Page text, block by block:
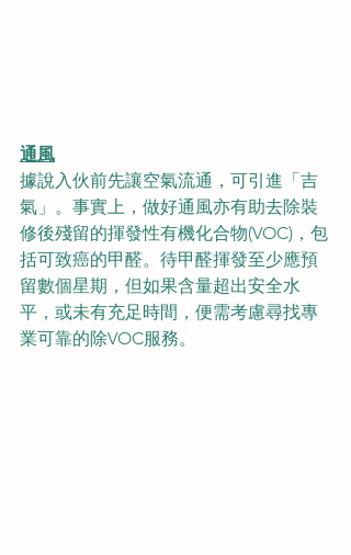
通風
據說入伙前先讓空氣流通，可引進「吉
氣」。事實上，做好通風亦有助去除裝
修後殘留的揮發性有機化合物(VOC)，包
括可致癌的甲醛。待甲醛揮發至少應預
留數個星期，但如果含量超出安全水
平，或未有充足時間，便需考慮尋找專
業可靠的除VOC服務。